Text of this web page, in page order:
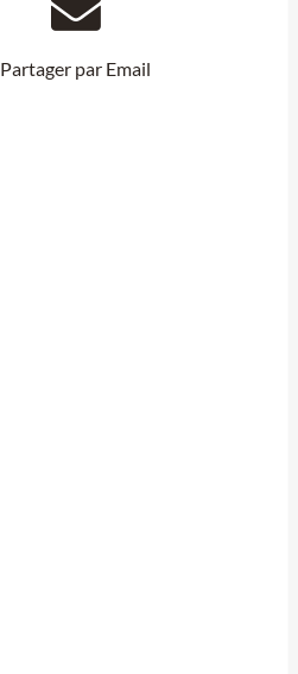
Partager par Email